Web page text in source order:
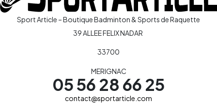
Sport Article – Boutique Badminton & Sports de Raquette
39 ALLEE FELIX NADAR
33700
MERIGNAC
05 56 28 66 25
contact@sportarticle.com